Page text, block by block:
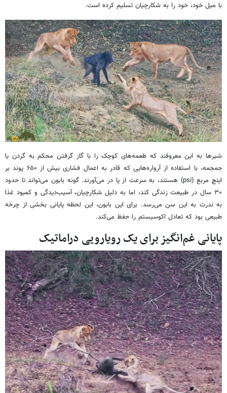
با میل خود، خود را به شکارچیان تسلیم کرده است.
شیرها به این معروفند که طعمه‌های کوچک را با گاز گرفتن محکم به گردن یا
جمجمه، با استفاده از آرواره‌هایی که قادر به اعمال فشاری بیش از ۶۵۰ پوند بر
اینچ مربع (psi) هستند، به سرعت از پا در می‌آورند. گونه بابون می‌تواند تا حدود
۳۰ سال در طبیعت زندگی کند، اما به دلیل شکارچیان، آسیب‌دیدگی و کمبود غذا
به ندرت به این سن می‌رسد. برای این بابون، این لحظه پایانی بخشی از چرخه
طبیعی بود که تعادل اکوسیستم را حفظ می‌کند.
پایانی غم‌انگیز برای یک رویارویی دراماتیک